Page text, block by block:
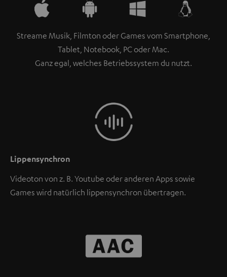
Streame Musik, Filmton oder Games vom Smartphone,
Tablet, Notebook, PC oder Mac.
Ganz egal, welches Betriebssystem du nutzt.
Lippensynchron
Videoton von z. B. Youtube oder anderen Apps sowie
Games wird natürlich lippensynchron übertragen.